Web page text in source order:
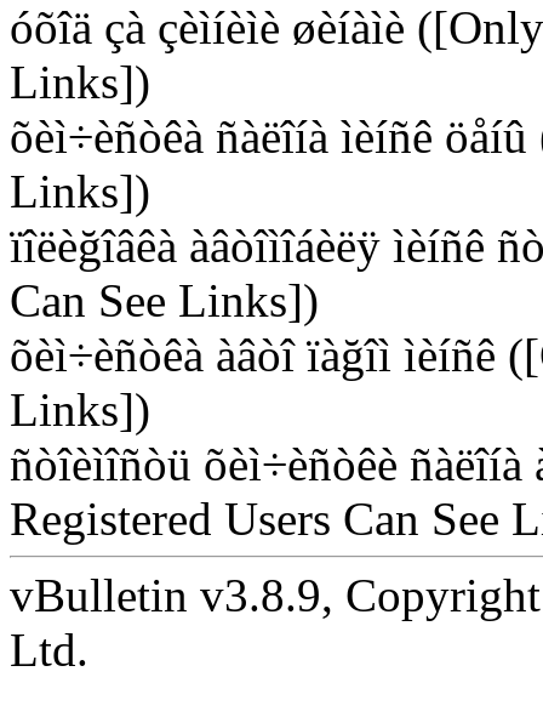
óõîä çà çèìíèìè øèíàìè
Links])
õèì÷èñòêà ñàëîíà ìèíñê
Links])
ïîëèğîâêà àâòîìîáèëÿ ìèíñê
Can See Links])
õèì÷èñòêà àâòî ïàğîì ìèíñê
Links])
ñòîèìîñòü õèì÷èñòêè
Registered Users Can See
vBulletin v3.8.9,
Ltd.